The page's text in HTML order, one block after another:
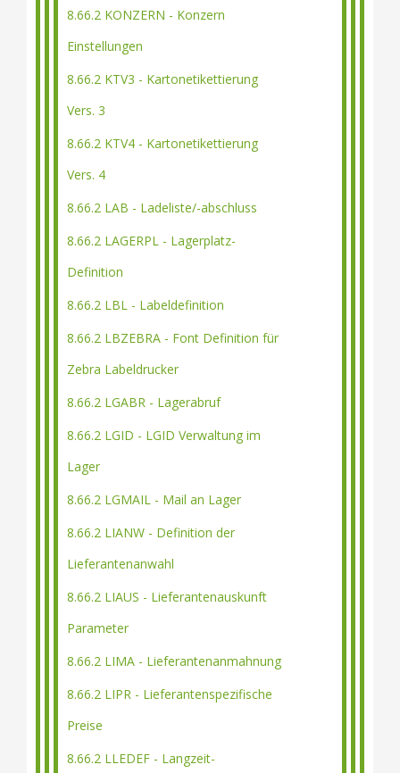
8.66.2 KONZERN - Konzern
Einstellungen
8.66.2 KTV3 - Kartonetikettierung
Vers. 3
8.66.2 KTV4 - Kartonetikettierung
Vers. 4
8.66.2 LAB - Ladeliste/-abschluss
8.66.2 LAGERPL - Lagerplatz-
Definition
8.66.2 LBL - Labeldefinition
8.66.2 LBZEBRA - Font Definition für
Zebra Labeldrucker
8.66.2 LGABR - Lagerabruf
8.66.2 LGID - LGID Verwaltung im
Lager
8.66.2 LGMAIL - Mail an Lager
8.66.2 LIANW - Definition der
Lieferantenanwahl
8.66.2 LIAUS - Lieferantenauskunft
Parameter
8.66.2 LIMA - Lieferantenanmahnung
8.66.2 LIPR - Lieferantenspezifische
Preise
8.66.2 LLEDEF - Langzeit-